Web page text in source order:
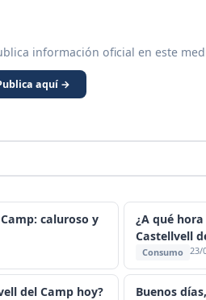
información oficial en este
aquí →
caluroso y
¿A qué
Castellvell
Consumo 23/
del Camp hoy?
Buenos